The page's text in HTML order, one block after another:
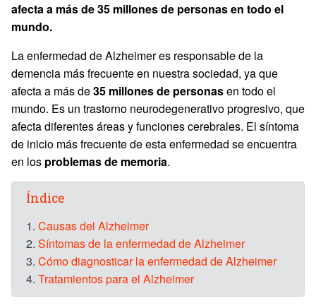
afecta a más de 35 millones de personas en todo el
mundo.
La enfermedad de Alzheimer es responsable de la
demencia más frecuente en nuestra sociedad, ya que
afecta a más de35 millones de personasen todo el
mundo. Es un trastorno neurodegenerativo progresivo, que
afecta diferentes áreas y funciones cerebrales. El síntoma
de inicio más frecuente de esta enfermedad se encuentra
en los problemas de memoria.
Índice
1. Causas del Alzheimer
2. Síntomas de la enfermedad de Alzheimer
3. Cómo diagnosticar la enfermedad de Alzheimer
4. Tratamientos para el Alzheimer